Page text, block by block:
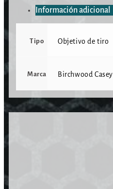
Información adicional
Tipo Objetivo de tiro
Marca Birchwood Casey